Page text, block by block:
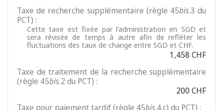
Taxe de recherche supplémentaire (règle 45bis.3 du
PCT) :
Cette taxe est fixée par l’administration en SGD et
sera révisée de temps à autre afin de refléter les
fluctuations des taux de change entre SGD et CHF.
1,458 CHF
Taxe de traitement de la recherche supplémentaire
(règle 45bis.2 du PCT) :
200 CHF
Taxe pour paiement tardif (règle 45bis.4.c) du PCT) :